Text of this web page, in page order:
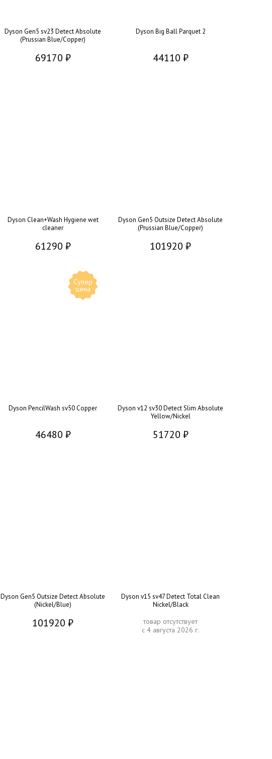
Dyson Gen5 sv23 Detect Absolute
(Prussian Blue/Copper)
69170 ₽
Dyson Big Ball Parquet 2
44110 ₽
Dyson Clean+Wash Hygiene wet
cleaner
61290 ₽
Dyson Gen5 Outsize Detect Absolute
(Prussian Blue/Copper)
101920 ₽
Супер
цена
Dyson PencilWash sv50 Copper
46480 ₽
Dyson v12 sv30 Detect Slim Absolute
Yellow/Nickel
51720 ₽
Dyson Gen5 Outsize Detect Absolute
(Nickel/Blue)
101920 ₽
Dyson v15 sv47 Detect Total Clean
Nickel/Black
товар отсутствует
с 4 августа 2026 г.